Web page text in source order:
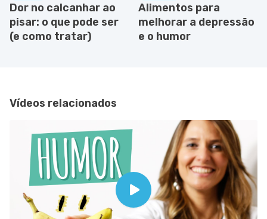
Dor no calcanhar ao
pisar: o que pode ser
(e como tratar)
Alimentos para
melhorar a depressão
e o humor
Vídeos relacionados